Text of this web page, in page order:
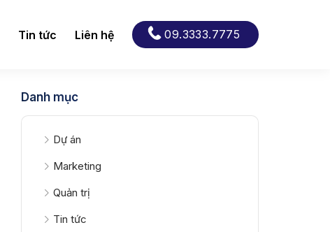
Tin tức Liên hệ 09.3333.7775
Danh mục
Dự án
Marketing
Quản trị
Tin tức